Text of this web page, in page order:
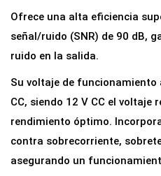
a
d
o
d
e
A
u
d
Ofrece una alta eficiencia
señal/ruido (SNR) de 90 dB,
ruido en la salida.
Su voltaje de funcionamiento
CC, siendo 12 V CC el voltaje
rendimiento óptimo.
contra sobrecorriente,
asegurando un